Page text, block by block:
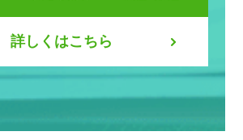
詳しくはこちら